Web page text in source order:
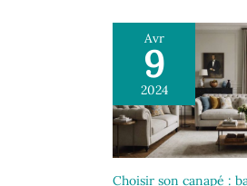
Avr
9
2024
Choisir son canapé :